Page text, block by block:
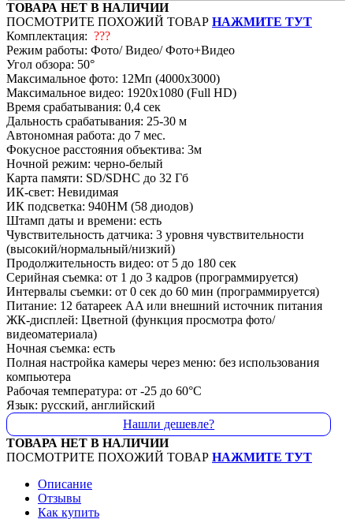
ТОВАРА НЕТ В НАЛИЧИИ
ПОСМОТРИТЕ ПОХОЖИЙ ТОВАР НАЖМИТЕ ТУТ
Комплектация: ???
Режим работы: Фото/ Видео/ Фото+Видео
Угол обзора: 50°
Максимальное фото: 12Mп (4000х3000)
Максимальное видео: 1920x1080 (Full HD)
Время срабатывания: 0,4 сек
Дальность срабатывания: 25-30 м
Автономная работа: до 7 мес.
Фокусное расстояния объектива: 3м
Ночной режим: черно-белый
Карта памяти: SD/SDHC до 32 Гб
ИК-свет: Невидимая
ИК подсветка: 940НМ (58 диодов)
Штамп даты и времени: есть
Чувствительность датчика: 3 уровня чувствительности
(высокий/нормальный/низкий)
Продолжительность видео: от 5 до 180 сек
Серийная съемка: от 1 до 3 кадров (программируется)
Интервалы съемки: от 0 сек до 60 мин (программируется)
Питание: 12 батареек AA или внешний источник питания
ЖК-дисплей: Цветной (функция просмотра фото/
видеоматериала)
Ночная съемка: есть
Полная настройка камеры через меню: без использования
компьютера
Рабочая температура: от -25 до 60°C
Язык: русский, английский
Нашли дешевле?
ТОВАРА НЕТ В НАЛИЧИИ
ПОСМОТРИТЕ ПОХОЖИЙ ТОВАР НАЖМИТЕ ТУТ
Описание
Отзывы
Как купить